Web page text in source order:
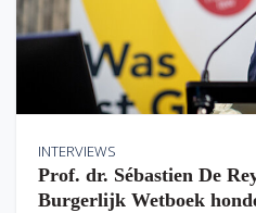
INTERVIEWS
Prof. dr. Sébastien De
Burgerlijk Wetboek